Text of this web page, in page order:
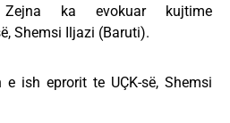
ka evokuar kujtime
Shemsi Iljazi (Baruti).
ish eprorit te UÇK-së, Shemsi